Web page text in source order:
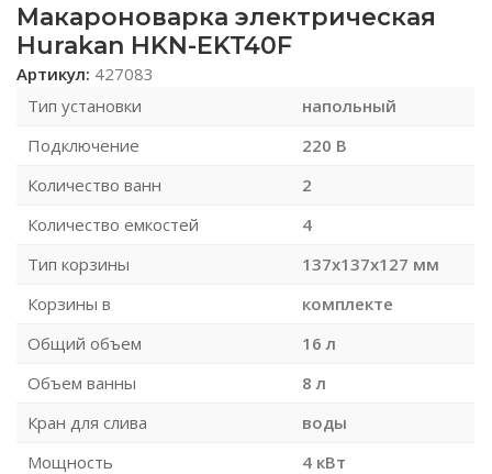
Макароноварка электрическая
Hurakan HKN-EKT40F
Артикул: 427083
Тип установки
напольный
Подключение
220 В
Количество ванн
2
Количество емкостей
4
Тип корзины
137х137х127 мм
Корзины в
комплекте
Общий объем
16 л
Объем ванны
8 л
Кран для слива
воды
Мощность
4 кВт